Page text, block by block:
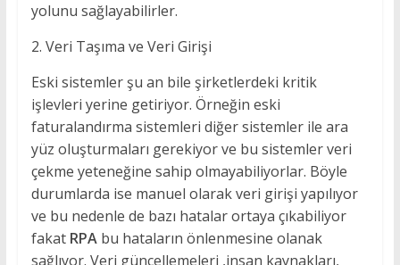
yolunu sağlayabilirler.
2. Veri Taşıma ve Veri Girişi
Eski sistemler şu an bile şirketlerdeki kritik
işlevleri yerine getiriyor. Örneğin eski
faturalandırma sistemleri diğer sistemler ile ara
yüz oluşturmaları gerekiyor ve bu sistemler veri
çekme yeteneğine sahip olmayabiliyorlar. Böyle
durumlarda ise manuel olarak veri girişi yapılıyor
ve bu nedenle de bazı hatalar ortaya çıkabiliyor
fakat RPA bu hataların önlenmesine olanak
sağlıyor. Veri güncellemeleri ,insan kaynakları,